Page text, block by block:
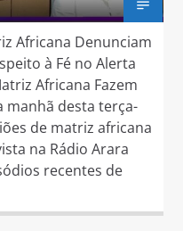
Africana Denunciam
à Fé no Alerta
Africana Fazem
manhã desta terça-
de matriz africana
na Rádio Arara
recentes de